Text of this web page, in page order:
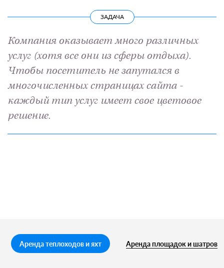
ЗАДАЧА
Компания оказывает много различных
услуг (хотя все они из сферы отдыха).
Чтобы посетитель не запутался в
многочисленных страницах сайта -
каждый тип услуг имеет свое цветовое
решение.
Аренда теплоходов и яхт Аренда площадок и шатров